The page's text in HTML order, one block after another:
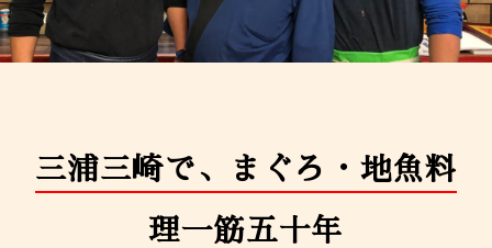
三浦三崎で、まぐろ・地魚料
理一筋五十年